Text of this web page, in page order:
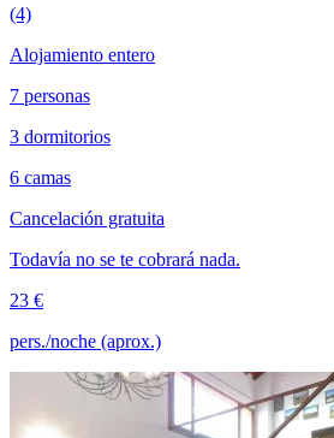
(4)
Alojamiento entero
7 personas
3 dormitorios
6 camas
Cancelación gratuita
Todavía no se te cobrará nada.
23 €
pers./noche (aprox.)